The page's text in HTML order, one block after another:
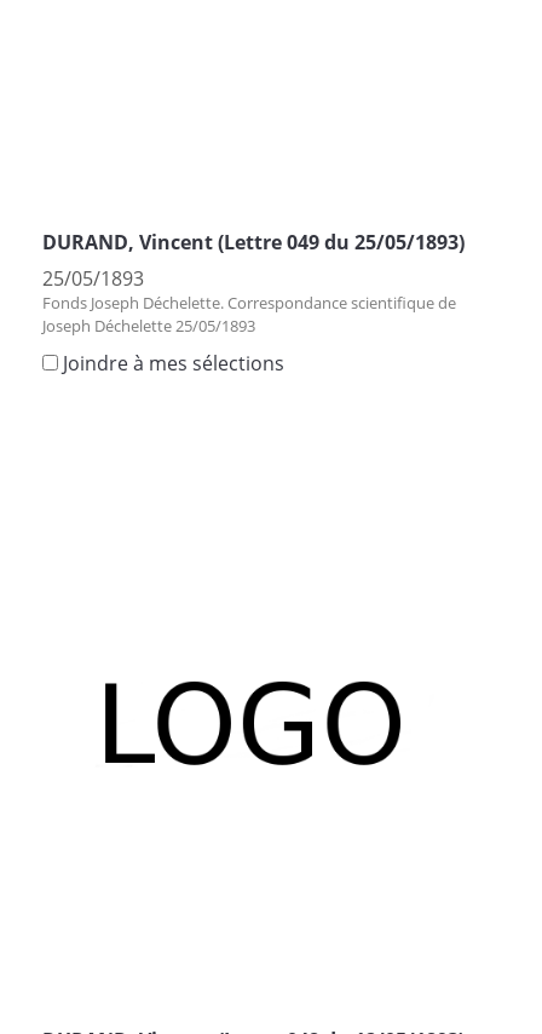
DURAND, Vincent (Lettre 049 du 25/05/1893)
25/05/1893
Fonds Joseph Déchelette. Correspondance scientifique de
Joseph Déchelette 25/05/1893
Joindre à mes sélections